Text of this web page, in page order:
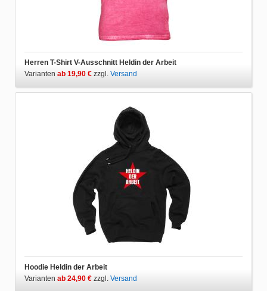
Herren T-Shirt V-Ausschnitt Heldin der Arbeit
Varianten ab 19,90 € zzgl. Versand
Hoodie Heldin der Arbeit
Varianten ab 24,90 € zzgl. Versand